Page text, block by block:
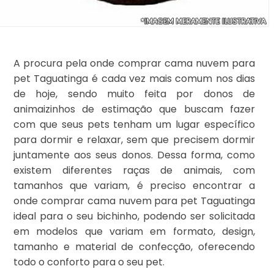
A procura pela onde comprar cama nuvem para
pet Taguatinga é cada vez mais comum nos dias
de hoje, sendo muito feita por donos de
animaizinhos de estimação que buscam fazer
com que seus pets tenham um lugar específico
para dormir e relaxar, sem que precisem dormir
juntamente aos seus donos. Dessa forma, como
existem diferentes raças de animais, com
tamanhos que variam, é preciso encontrar a
onde comprar cama nuvem para pet Taguatinga
ideal para o seu bichinho, podendo ser solicitada
em modelos que variam em formato, design,
tamanho e material de confecção, oferecendo
todo o conforto para o seu pet.